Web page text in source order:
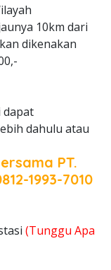
10km dari
dikenakan
dapat
dahulu atau
PT.
1993-7010
(Tunggu Apa